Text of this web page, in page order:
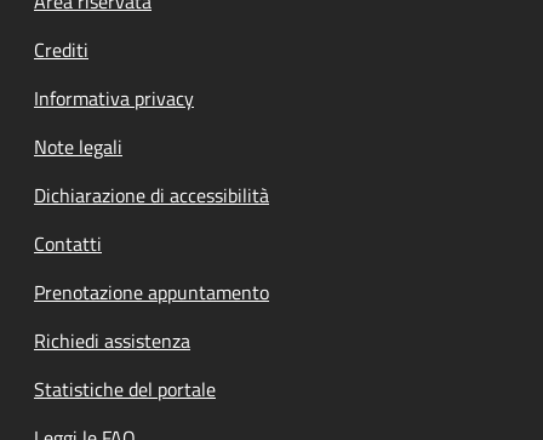
Crediti
Informativa privacy
Note legali
Dichiarazione di accessibilità
Contatti
Prenotazione appuntamento
Richiedi assistenza
Statistiche del portale